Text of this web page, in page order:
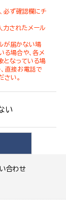
合わせ
必ず確認欄にチ
力されたメール
が届かない場
る場合や、各メ
となっている場
直接お電話で
さい。
い